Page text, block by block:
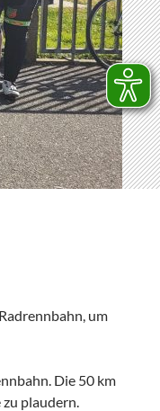
um
Die 50 km
plaudern.